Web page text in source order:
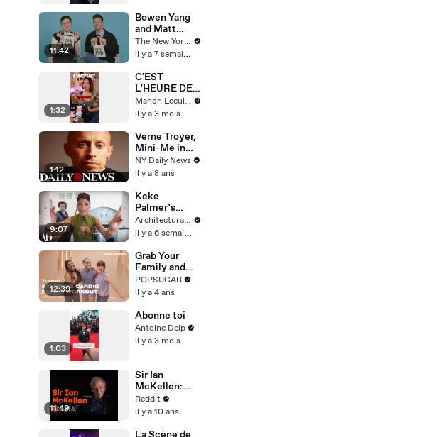
11:42
Bowen Yang
and Matt
Rogers Talk
Gay Anthems
Hobbies | The
Mini
Interview |
The New
Yorker
The New Yorker
il y a 7 semaines
1:32
C'EST
L'HEURE DE
L'ACTUUUC
Manon Leculnu
il y a 3 mois
1:12
Verne Troyer,
Mini-Me in
‘Austin
Powers,’ dead
NY Daily News
il y a 8 ans
9:07
Keke
Palmer’s
Funniest
Unseen Open
Moments
Architectural Digest
il y a 6 semaines
12:39
Grab Your
Family and
Have Fun
With This
Minute
Standing
Cardio
Workout
POPSUGAR
il y a 4 ans
1:03
Abonne toi
Antoine Delp
il y a 3 mois
11:49
Sir Ian
McKellen:
Reddit Ask
Me Anything
Reddit
il y a 10 ans